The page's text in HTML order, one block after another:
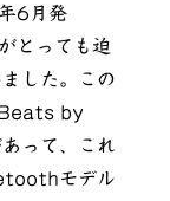
6月発
とっても迫
した。この
Beats by
って、これ
モデル